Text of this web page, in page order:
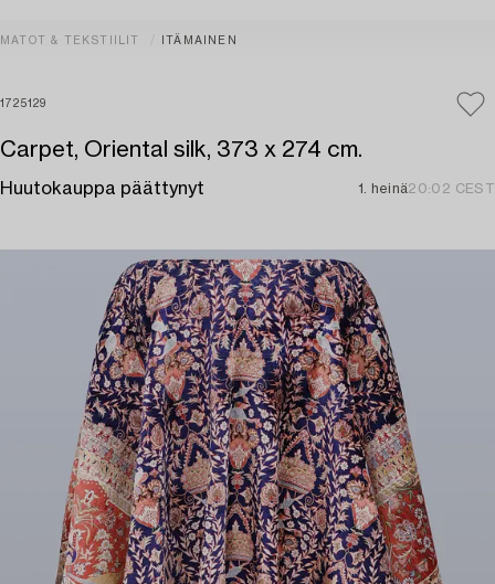
MATOT & TEKSTIILIT ITÄMAINEN
1725129
Carpet, Oriental silk, 373 x 274 cm.
Huutokauppa päättynyt 1. heinä20:02 CEST